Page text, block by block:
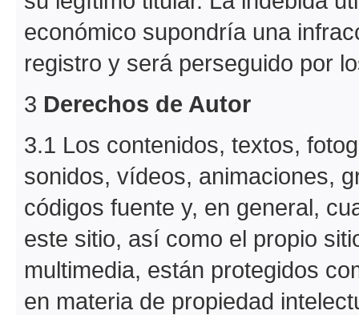
económico supondría una
registro y será perseguido por
3 Derechos de Autor
3.1 Los contenidos, textos,
sonidos, vídeos, animaciones,
códigos fuente y, en general,
este sitio, así como el propio
multimedia, están protegidos
en materia de propiedad